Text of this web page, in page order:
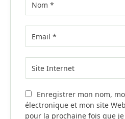
Enregistrer mon nom,
électronique et mon site
pour la prochaine fois que